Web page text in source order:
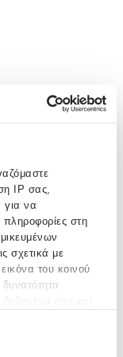
IP σας,
για να
στη
σχετικά με
του κοινού